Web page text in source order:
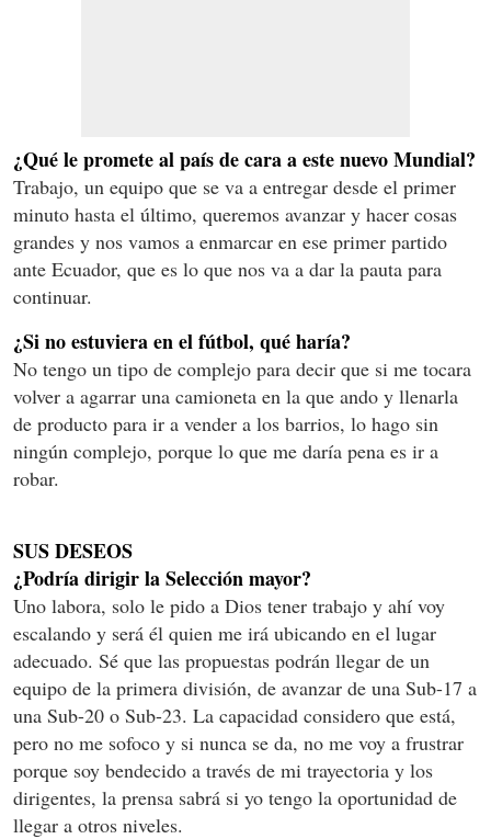
¿Qué le promete al país de cara a este nuevo Mundial?
Trabajo, un equipo que se va a entregar desde el primer
minuto hasta el último, queremos avanzar y hacer cosas
grandes y nos vamos a enmarcar en ese primer partido
ante Ecuador, que es lo que nos va a dar la pauta para
continuar.
¿Si no estuviera en el fútbol, qué haría?
No tengo un tipo de complejo para decir que si me tocara
volver a agarrar una camioneta en la que ando y llenarla
de producto para ir a vender a los barrios, lo hago sin
ningún complejo, porque lo que me daría pena es ir a
robar.
SUS DESEOS
¿Podría dirigir la Selección mayor?
Uno labora, solo le pido a Dios tener trabajo y ahí voy
escalando y será él quien me irá ubicando en el lugar
adecuado. Sé que las propuestas podrán llegar de un
equipo de la primera división, de avanzar de una Sub-17 a
una Sub-20 o Sub-23. La capacidad considero que está,
pero no me sofoco y si nunca se da, no me voy a frustrar
porque soy bendecido a través de mi trayectoria y los
dirigentes, la prensa sabrá si yo tengo la oportunidad de
llegar a otros niveles.